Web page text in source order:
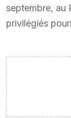
septembre, au
privilégiés